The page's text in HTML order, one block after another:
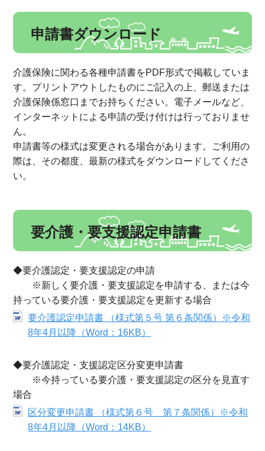
申請書ダウンロード
介護保険に関わる各種申請書をPDF形式で掲載していま
す。プリントアウトしたものにご記入の上、郵送または
介護保険係窓口までお持ちください。電子メールなど、
インターネットによる申請の受け付けは行っておりませ
ん。
申請書等の様式は変更される場合があります。ご利用の
際は、その都度、最新の様式をダウンロードしてくださ
い。
要介護・要支援認定申請書
◆要介護認定・要支援認定の申請
※新しく要介護・要支援認定を申請する、または今
持っている要介護・要支援認定を更新する場合
要介護認定申請書 （様式第５号 第６条関係）※令和
8年4月以降（Word：16KB）
◆要介護認定・支援認定区分変更申請書
※今持っている要介護・要支援認定の区分を見直す
場合
区分変更申請書 （様式第６号 第７条関係）※令和
8年4月以降（Word：14KB）